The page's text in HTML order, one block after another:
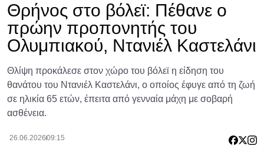
Θρήνος στο βόλεϊ: Πέθανε ο
πρώην προπονητής του
Ολυμπιακού, Ντανιέλ Καστελάνι
Θλίψη προκάλεσε στον χώρο του βόλεϊ η είδηση του
θανάτου του Ντανιέλ Καστελάνι, ο οποίος έφυγε από τη ζωή
σε ηλικία 65 ετών, έπειτα από γενναία μάχη με σοβαρή
ασθένεια.
26.06.202609:15